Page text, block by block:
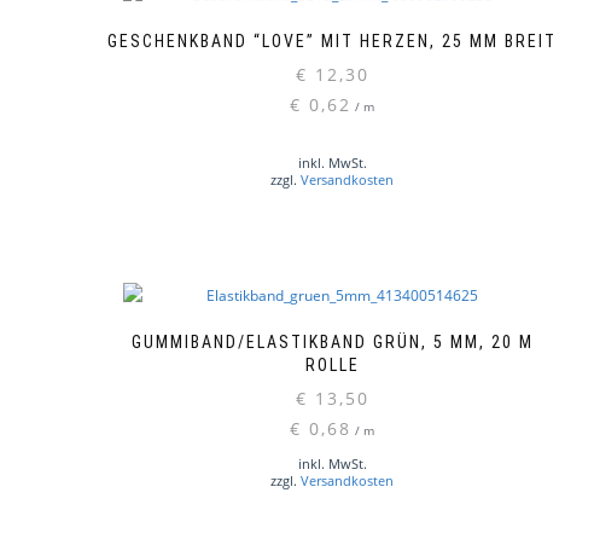
GESCHENKBAND “LOVE” MIT HERZEN, 25 MM BREIT
€ 12,30
€ 0,62 / m
inkl. MwSt.
zzgl.Versandkosten
GUMMIBAND/ELASTIKBAND GRÜN, 5 MM, 20 M
ROLLE
€ 13,50
€ 0,68 / m
inkl. MwSt.
zzgl.Versandkosten